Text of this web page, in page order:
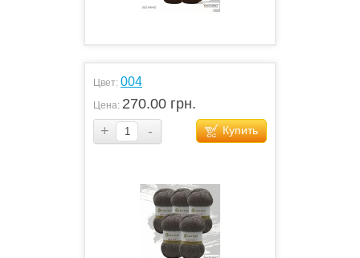
Цвет: 004
Цена: 270.00 грн.
+
- Купить